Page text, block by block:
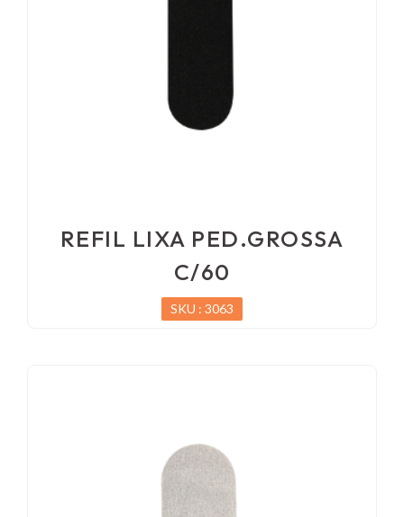
REFIL LIXA PED.GROSSA
C/60
SKU : 3063